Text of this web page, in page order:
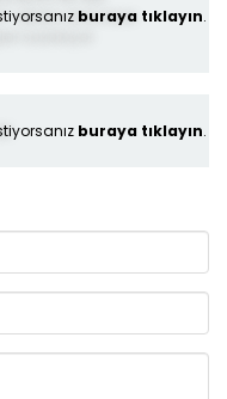
dersin ama bazıburaya tıklayın.
buraya tıklayın.